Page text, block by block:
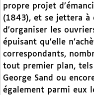
propre projet
(1843), et se jettera à
d’organiser les
épuisant qu’elle
correspondants,
tout premier plan, tels
George Sand ou
également parmi eux